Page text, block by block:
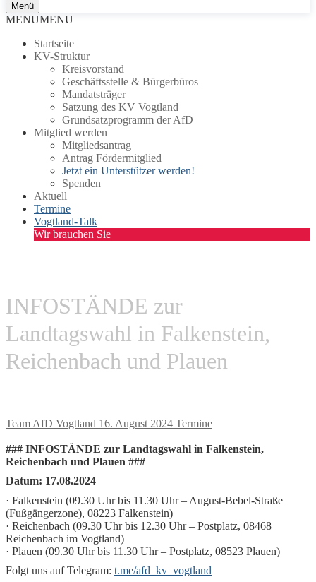
Menü
MENUMENU
Startseite
KV-Struktur
Kreisvorstand
Geschäftsstelle & Bürgerbüros
Mandatsträger
Satzung des KV Vogtland
Grundsatzprogramm der AfD
Mitglied werden
Mitgliedsantrag
Antrag Fördermitglied
Jetzt ein Unterstützer werden!
Spenden
Aktuell
Termine
Vogtland-Talk
Wir brauchen Sie
INFOSTÄNDE zur
Landtagswahl in Falkenstein,
Reichenbach und Plauen
Team AfD Vogtland 16. August 2024 Termine
### INFOSTÄNDE zur Landtagswahl in Falkenstein,
Reichenbach und Plauen ###
Datum: 17.08.2024
· Falkenstein (09.30 Uhr bis 11.30 Uhr – August-Bebel-Straße
(Fußgängerzone), 08223 Falkenstein)
· Reichenbach (09.30 Uhr bis 12.30 Uhr – Postplatz, 08468
Reichenbach im Vogtland)
· Plauen (09.30 Uhr bis 11.30 Uhr – Postplatz, 08523 Plauen)
Folgt uns auf Telegram: t.me/afd_kv_vogtland